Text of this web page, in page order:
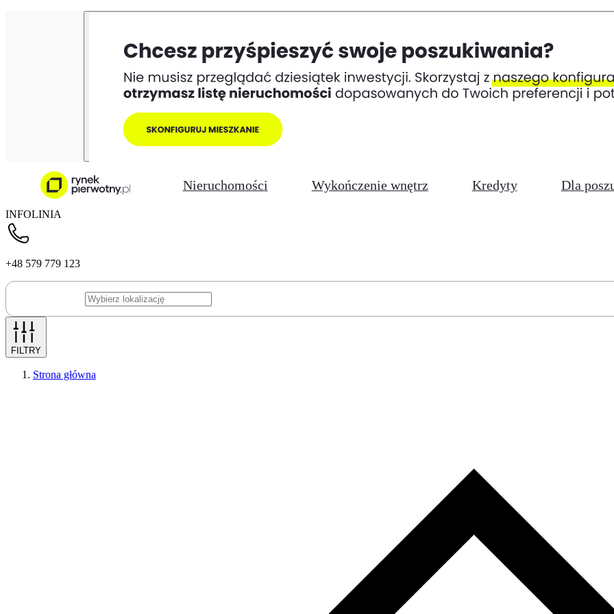
Nieruchomości Wykończenie wnętrz Kredyty Dla
INFOLINIA
+48 579 779 123
FILTRY
Strona główna